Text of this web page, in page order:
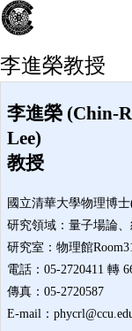
李進榮教授
李進榮 (Chin-
Lee)
教授
國立清華大學物理博士
研究領域：量子場論
研究室：物理館
電話：05-2720411 轉
傳真：05-2720587
E-mail：